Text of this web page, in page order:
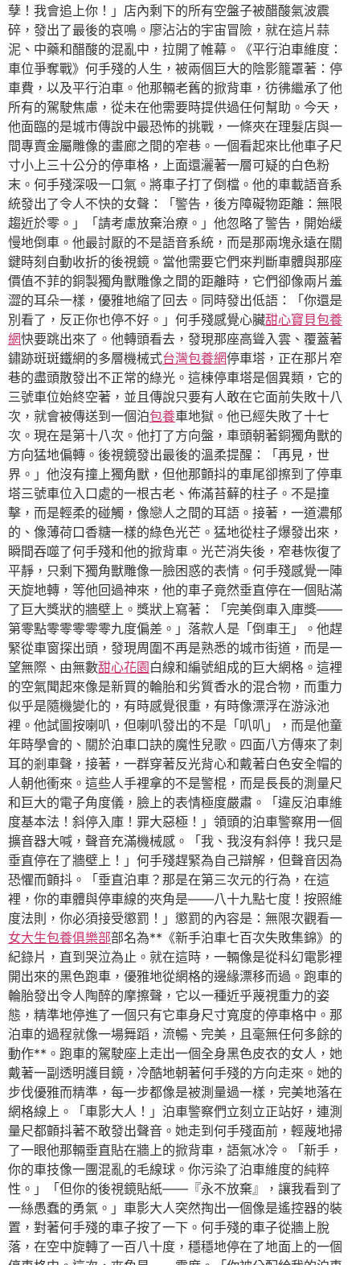
孽！我會追上你！」店內剩下的所有空盤子被醋酸氣波震
碎，發出了最後的哀鳴。廖沾沾的宇宙冒險，就在這片蒜
泥、中藥和醋酸的混亂中，拉開了帷幕。《平行泊車維度：
車位爭奪戰》何手殘的人生，被兩個巨大的陰影籠罩著：停
車費，以及平行泊車。他那輛老舊的掀背車，彷彿繼承了他
所有的駕駛焦慮，從未在他需要時提供過任何幫助。今天，
他面臨的是城市傳說中最恐怖的挑戰，一條夾在理髮店與一
間專賣金屬雕像的畫廊之間的窄巷。一個看起來比他車子尺
寸小上三十公分的停車格，上面還灑著一層可疑的白色粉
末。何手殘深吸一口氣。將車子打了倒檔。他的車載語音系
統發出了令人不快的女聲：「警告，後方障礙物距離：無限
趨近於零。」「請考慮放棄治療。」他忽略了警告，開始緩
慢地倒車。他最討厭的不是語音系統，而是那兩塊永遠在關
鍵時刻自動收折的後視鏡。當他需要它們來判斷車體與那座
價值不菲的銅製獨角獸雕像之間的距離時，它們卻像兩片羞
澀的耳朵一樣，優雅地縮了回去。同時發出低語：「你還是
別看了，反正你也停不好。」何手殘感覺心臟甜心寶貝包養
網快要跳出來了。他轉頭看去，發現那座高聳入雲、覆蓋著
鏽跡斑斑鐵網的多層機械式台灣包養網停車塔，正在那片窄
巷的盡頭散發出不正常的綠光。這棟停車塔是個異類，它的
三號車位始終空著，並且傳說只要有人敢在它面前失敗十八
次，就會被傳送到一個泊包養車地獄。他已經失敗了十七
次。現在是第十八次。他打了方向盤，車頭朝著銅獨角獸的
方向猛地偏轉。後視鏡發出最後的溫柔提醒：「再見，世
界。」他沒有撞上獨角獸，但他那顫抖的車尾卻擦到了停車
塔三號車位入口處的一根古老、佈滿苔蘚的柱子。不是撞
擊，而是輕柔的碰觸，像戀人之間的耳語。接著，一道濃郁
的、像薄荷口香糖一樣的綠色光芒。猛地從柱子爆發出來，
瞬間吞噬了何手殘和他的掀背車。光芒消失後，窄巷恢復了
平靜，只剩下獨角獸雕像一臉困惑的表情。何手殘感覺一陣
天旋地轉，等他回過神來，他的車子竟然垂直停在一個貼滿
了巨大獎狀的牆壁上。獎狀上寫著：「完美倒車入庫獎——
第零點零零零零零九度偏差。」落款人是「倒車王」。他趕
緊從車窗探出頭，發現周圍不再是熟悉的城市街道，而是一
望無際、由無數甜心花園白線和編號組成的巨大網格。這裡
的空氣聞起來像是新買的輪胎和劣質香水的混合物，而重力
似乎是隨機變化的，有時感覺很重，有時像漂浮在游泳池
裡。他試圖按喇叭，但喇叭發出的不是「叭叭」，而是他童
年時學會的、關於泊車口訣的魔性兒歌。四面八方傳來了刺
耳的剎車聲，接著，一群穿著反光背心和戴著白色安全帽的
人朝他衝來。這些人手裡拿的不是警棍，而是長長的測量尺
和巨大的電子角度儀，臉上的表情極度嚴肅。「違反泊車維
度基本法！斜停入庫！罪大惡極！」領頭的泊車警察用一個
擴音器大喊，聲音充滿機械感。「我、我沒有斜停！我只是
垂直停在了牆壁上！」何手殘趕緊為自己辯解，但聲音因為
恐懼而顫抖。「垂直泊車？那是在第三次元的行為，在這
裡，你的車體與停車線的夾角是——八十九點七度！按照維
度法則，你必須接受懲罰！」懲罰的內容是：無限次觀看一
女大生包養俱樂部部名為**《新手泊車七百次失敗集錦》的
紀錄片，直到哭泣為止。就在這時，一輛像是從科幻電影裡
開出來的黑色跑車，優雅地從網格的邊緣漂移而過。跑車的
輪胎發出令人陶醉的摩擦聲，它以一種近乎蔑視重力的姿
態，精準地停進了一個只有它車身尺寸寬度的停車格中。那
泊車的過程就像一場舞蹈，流暢、完美，且毫無任何多餘的
動作**。跑車的駕駛座上走出一個全身黑色皮衣的女人，她
戴著一副透明護目鏡，冷酷地朝著何手殘的方向走來。她的
步伐優雅而精準，每一步都像是被測量過一樣，完美地落在
網格線上。「車影大人！」泊車警察們立刻立正站好，連測
量尺都顫抖著不敢發出聲音。她走到何手殘面前，輕蔑地掃
了一眼他那輛垂直貼在牆上的掀背車，語氣冰冷。「新手，
你的車技像一團混亂的毛線球。你污染了泊車維度的純粹
性。」「但你的後視鏡貼紙——『永不放棄』，讓我看到了
一絲愚蠢的勇氣。」車影大人突然掏出一個像是遙控器的裝
置，對著何手殘的車子按了一下。何手殘的車子從牆上脫
落，在空中旋轉了一百八十度，穩穩地停在了地面上的一個